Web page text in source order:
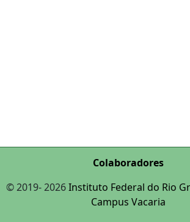
Colaboradores
© 2019-2026Instituto Federal do Rio
Campus Vacaria